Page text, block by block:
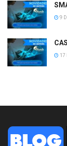
9
17